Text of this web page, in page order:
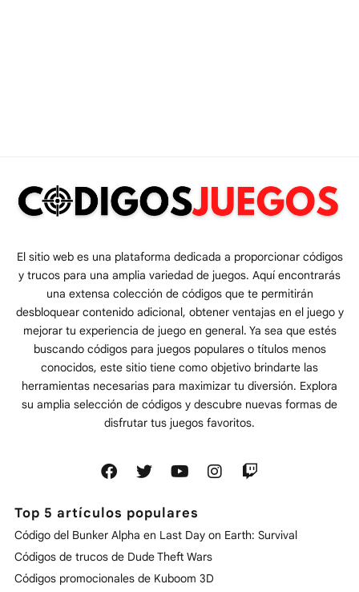
El sitio web es una plataforma dedicada a proporcionar códigos
y trucos para una amplia variedad de juegos. Aquí encontrarás
una extensa colección de códigos que te permitirán
desbloquear contenido adicional, obtener ventajas en el juego y
mejorar tu experiencia de juego en general. Ya sea que estés
buscando códigos para juegos populares o títulos menos
conocidos, este sitio tiene como objetivo brindarte las
herramientas necesarias para maximizar tu diversión. Explora
su amplia selección de códigos y descubre nuevas formas de
disfrutar tus juegos favoritos.
Top 5 artículos populares
Código del Bunker Alpha en Last Day on Earth: Survival
Códigos de trucos de Dude Theft Wars
Códigos promocionales de Kuboom 3D